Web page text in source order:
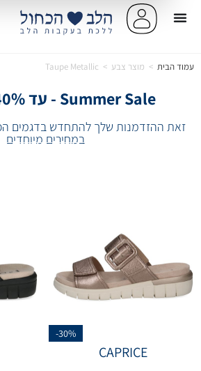
עמוד הבית > מוצר צבע >
Taupe Metallic
Summer Sale - עד 40% הנחה ☀️
זאת ההזדמנות שלך להתחדש בדגמים
במחירים מיוחדים
-30%
CAPRICE